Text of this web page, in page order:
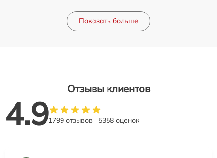
Показать больше
Отзывы клиентов
4.91799 отзывов 5358 оценок